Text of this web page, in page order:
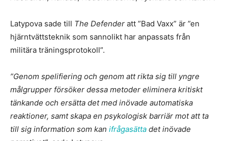
Latypova sade till The Defender att ”Bad Vaxx” är ”en
hjärntvättsteknik som sannolikt har anpassats från
militära träningsprotokoll”.
”Genom spelifiering och genom att rikta sig till yngre
målgrupper försöker dessa metoder eliminera kritiskt
tänkande och ersätta det med inövade automatiska
reaktioner, samt skapa en psykologisk barriär mot att ta
till sig information som kan ifrågasätta det inövade